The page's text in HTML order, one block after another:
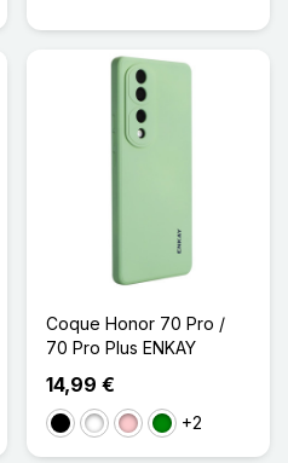
Coque Honor 70 Pro /
70 Pro Plus ENKAY
14,99 €
NoirBlancRoseVert+2